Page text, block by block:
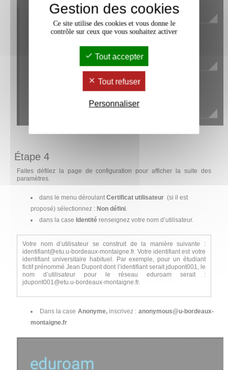
Étape 4
Faites défilez la page de configuration pour afficher la suite des
paramètres.
dans le menu déroulantCertificat utilisateur (si il est
proposé) sélectionnez : Non défini
dans la caseIdentité renseignez votre nom d’utilisateur.
Votre nom d’utilisateur se construit de la manière suivante :
identifiant@etu.u-bordeaux-montaigne.fr. Votre identifiant est votre
identifiant universitaire habituel. Par exemple, pour un étudiant
fictif prénommé Jean Dupont dont l’identifiant serait jdupont001, le
nom d’utilisateur pour le réseau eduroam serait :
jdupont001@etu.u-bordeaux-montaigne.fr.
Dans la case Anonyme,inscrivez : anonymous@u-bordeaux-
montaigne.fr
Gestion des cookies
Ce site utilise des cookies et vous donne le
contrôle sur ceux que vous souhaitez activer
Tout accepter
Tout refuser
Personnaliser